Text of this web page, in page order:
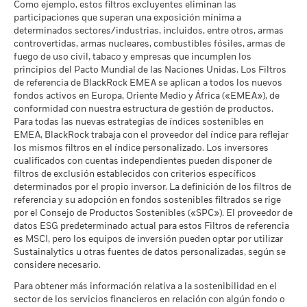
valor de las divisas si su inversión se realiza en una divisa
distinta de la utilizada para el cálculo de la rentabilidad
pasada. Fuente: Blackrock
circunstancias extremas de los mercados.
Intensidad Media Ponderada
de Exposición al Carbono de
MSCI (toneladas de
emisiones de CO2 / millón de
$ en ventas)
a 17 jul 2026
Porcentaje de Cobertura ESG
de MSCI
a 17 jul 2026
98,53
Puntuación de Calidad ESG
de MSCI - Percentil entre
Empresas Similares
a 17 jul 2026
Fondos en Grupo de
Características Similares
a 17 jul 2026
273
Porcentaje de Cobertura de la
Media Ponderada de
Intensidad de Carbono de
MSCI
98,04
Todos los datos proceden de las Calificaciones de Fondos
a 30 jun 2026
MSCI - Arenas Bituminosas
a 30 jun 2026
0,00%
Cobertura de Implicación
Empresarial
a 30 jun 2026
100,03%
Porcentaje del Fondo no
cubierto
a 30 jun 2026
0,00%
Las exposiciones a Implicación Empresarial de BlackRock
indicadas anteriormente para Carbón Térmico y Arenas
Bituminosas se calculan y notifican para aquellas empresas
en las que más de un 5 % de sus ingresos proceden de la
explotación de carbón térmico o arenas bituminosas de
acuerdo con lo definido por MSCI ESG Research. Para la
exposición a empresas que generen cualquier ingreso de la
explotación de carbón térmico o arenas bituminosas (siendo
Como ejemplo, estos filtros excluyentes eliminan las
participaciones que superan una exposición mínima a
determinados sectores/industrias, incluidos, entre otros, armas
controvertidas, armas nucleares, combustibles fósiles, armas de
fuego de uso civil, tabaco y empresas que incumplen los
principios del Pacto Mundial de las Naciones Unidas. Los Filtros
de referencia de BlackRock EMEA se aplican a todos los nuevos
fondos activos en Europa, Oriente Medio y África («EMEA»), de
conformidad con nuestra estructura de gestión de productos.
Para todas las nuevas estrategias de índices sostenibles en
EMEA, BlackRock trabaja con el proveedor del índice para reflejar
los mismos filtros en el índice personalizado. Los inversores
cualificados con cuentas independientes pueden disponer de
filtros de exclusión establecidos con criterios específicos
determinados por el propio inversor. La definición de los filtros de
referencia y su adopción en fondos sostenibles filtrados se rige
por el Consejo de Productos Sostenibles («SPC»). El proveedor de
datos ESG predeterminado actual para estos Filtros de referencia
es MSCI, pero los equipos de inversión pueden optar por utilizar
Sustainalytics u otras fuentes de datos personalizadas, según se
considere necesario.
Para obtener más información relativa a la sostenibilidad en el
sector de los servicios financieros en relación con algún fondo o